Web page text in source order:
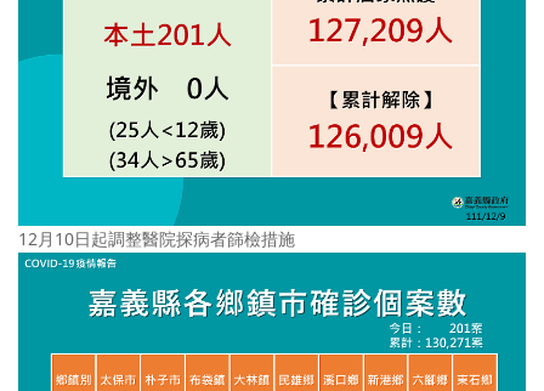
12月10日起調整醫院探病者篩檢措施